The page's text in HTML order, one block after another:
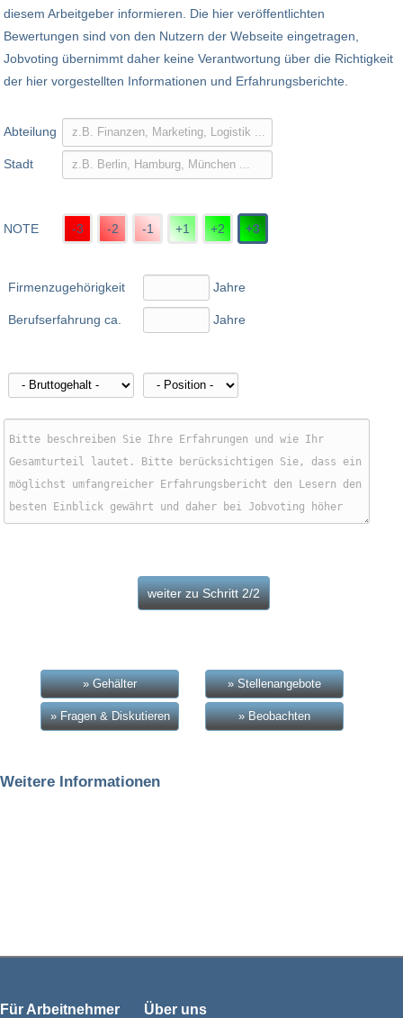
diesem Arbeitgeber informieren. Die hier veröffentlichten
Bewertungen sind von den Nutzern der Webseite eingetragen,
Jobvoting übernimmt daher keine Verantwortung über die Richtigkeit
der hier vorgestellten Informationen und Erfahrungsberichte.
Abteilung
Stadt
NOTE -3 -2 -1 +1 +2 +3
Firmenzugehörigkeit
Berufserfahrung ca.
Jahre
Jahre
» Gehälter » Stellenangebote
» Fragen & Diskutieren » Beobachten
Weitere Informationen
Für Arbeitnehmer Über uns